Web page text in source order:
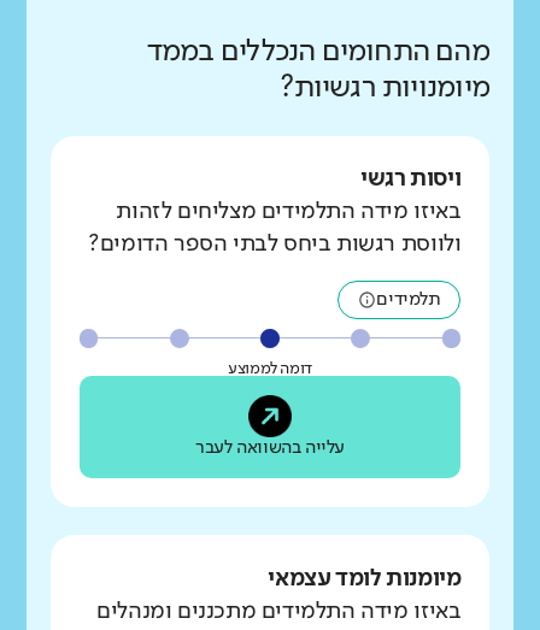
מהם התחומים הנכללים בממד
מיומנויות רגשיות?
ויסות רגשי
באיזו מידה התלמידים מצליחים לזהות
ולווסת רגשות ביחס לבתי הספר הדומים?
תלמידים
דומה לממוצע
עלייה בהשוואה לעבר
מיומנות לומד עצמאי
באיזו מידה התלמידים מתכננים ומנהלים